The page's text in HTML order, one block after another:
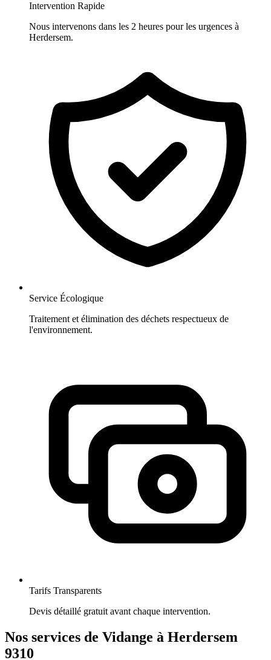
Intervention Rapide
Nous intervenons dans les 2 heures pour les urgences à
Herdersem.
Service Écologique
Traitement et élimination des déchets respectueux de
l'environnement.
Tarifs Transparents
Devis détaillé gratuit avant chaque intervention.
Nos services de Vidange à Herdersem
9310